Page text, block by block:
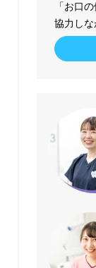
「お口
協力しな